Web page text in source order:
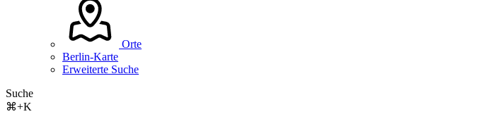
Orte
Berlin-Karte
Erweiterte Suche
Suche
⌘+K